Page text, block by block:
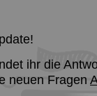
ihr die
neuen Fragen